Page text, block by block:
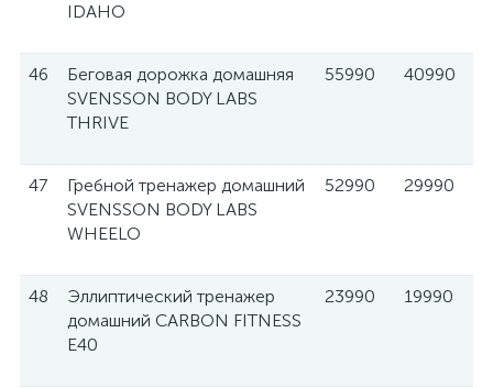
IDAHO
46
Беговая дорожка домашняя
SVENSSON BODY LABS
THRIVE
55990 40990
47
Гребной тренажер домашний
SVENSSON BODY LABS
WHEELO
52990 29990
48
Эллиптический тренажер
домашний CARBON FITNESS
E40
23990 19990